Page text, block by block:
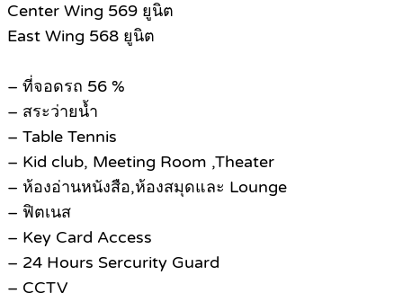
Center Wing 569 ยูนิต
East Wing 568 ยูนิต
– ที่จอดรถ 56 %
– สระว่ายน้ำ
– Table Tennis
– Kid club, Meeting Room ,Theater
– ห้องอ่านหนังสือ,ห้องสมุดและ Lounge
– ฟิตเนส
– Key Card Access
– 24 Hours Sercurity Guard
– CCTV